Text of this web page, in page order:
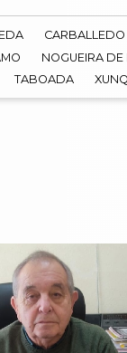
CARBALLEDO
NOGUEIRA DE
TABOADA